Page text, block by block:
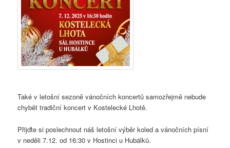
Také v letošní sezoně vánočních koncertů samozřejmě nebude
chybět tradiční koncert v Kostelecké Lhotě.
Přijďte si poslechnout náš letošní výběr koled a vánočních písní
v neděli 7.12. od 16:30 v Hostinci u Hubálků.